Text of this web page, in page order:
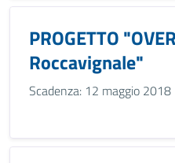
PROGETTO
Roccavignale"
Scadenza: 12 maggio 2018